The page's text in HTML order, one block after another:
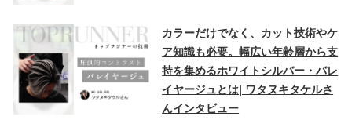
カラーだけでなく、カット技術やケ
ア知識も必要。幅広い年齢層から支
持を集めるホワイトシルバー・バレ
イヤージュとは| ワタヌキタケルさ
んインタビュー